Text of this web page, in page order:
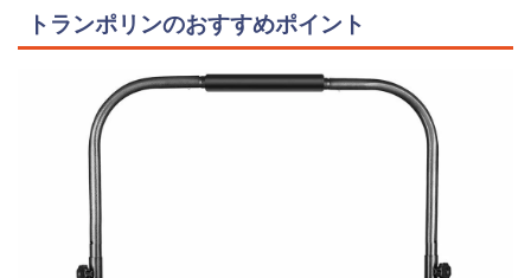
トランポリンのおすすめポイント